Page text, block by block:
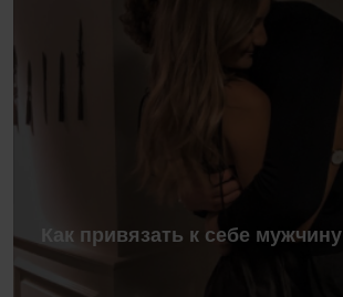
Как привязать к себе мужчину